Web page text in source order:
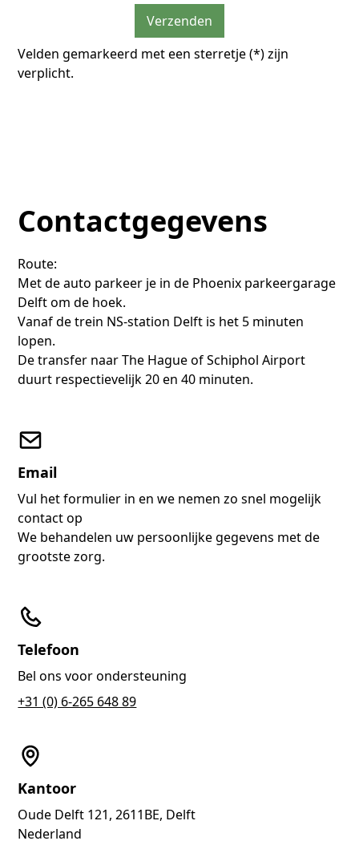
Velden gemarkeerd met een sterretje (*) zijn
verplicht.
Contactgegevens
Route:
Met de auto parkeer je in de Phoenix parkeergarage
Delft om de hoek.
Vanaf de trein NS-station Delft is het 5 minuten
lopen.
De transfer naar The Hague of Schiphol Airport
duurt respectievelijk 20 en 40 minuten.
Email
Vul het formulier in en we nemen zo snel mogelijk
contact op
We behandelen uw persoonlijke gegevens met de
grootste zorg.
Telefoon
Bel ons voor ondersteuning
+31 (0) 6-265 648 89
Kantoor
Oude Delft 121, 2611BE, Delft
Nederland